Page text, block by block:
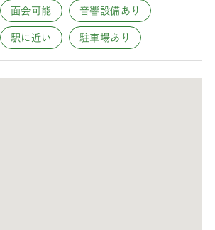
面会可能 音響設備あり
駅に近い 駐車場あり